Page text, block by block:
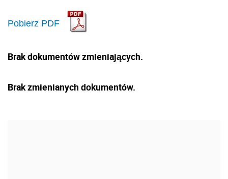
Pobierz PDF
Brak dokumentów zmieniających.
Brak zmienianych dokumentów.